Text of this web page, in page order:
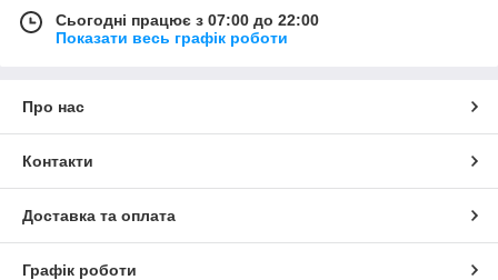
Сьогодні працює з 07:00 до 22:00
Показати весь графік роботи
Про нас
Контакти
Доставка та оплата
Графік роботи